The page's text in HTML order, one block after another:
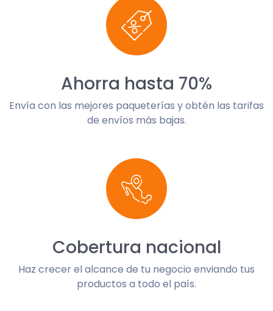
Ahorra hasta 70%
Envía con las mejores paqueterías y obtén las tarifas
de envíos más bajas.
Cobertura nacional
Haz crecer el alcance de tu negocio enviando tus
productos a todo el país.